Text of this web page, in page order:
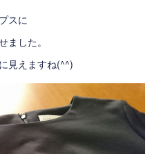
スに
ました。
見えますね(^^)